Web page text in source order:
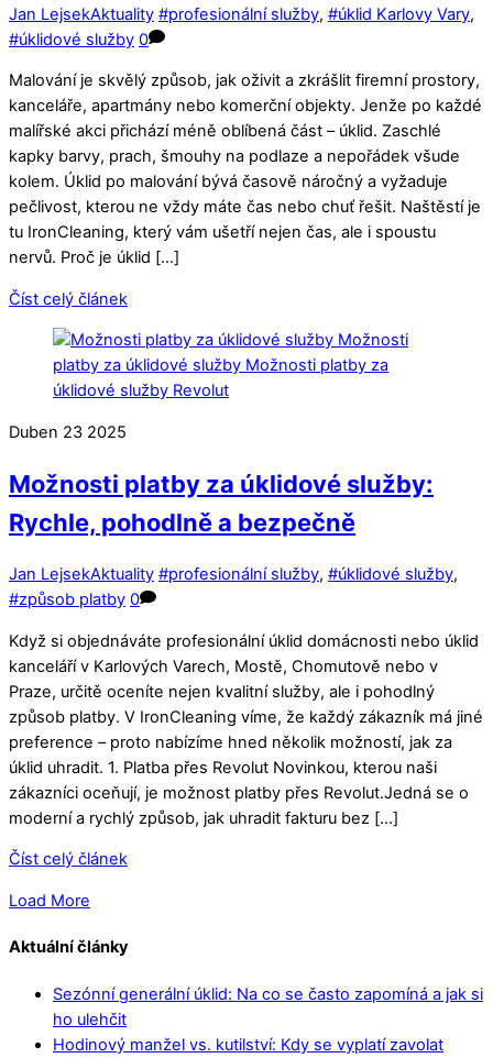
Jan LejsekAktuality #profesionální služby, #úklid Karlovy Vary,
#úklidové služby 0
Malování je skvělý způsob, jak oživit a zkrášlit firemní prostory,
kanceláře, apartmány nebo komerční objekty. Jenže po každé
malířské akci přichází méně oblíbená část – úklid. Zaschlé
kapky barvy, prach, šmouhy na podlaze a nepořádek všude
kolem. Úklid po malování bývá časově náročný a vyžaduje
pečlivost, kterou ne vždy máte čas nebo chuť řešit. Naštěstí je
tu IronCleaning, který vám ušetří nejen čas, ale i spoustu
nervů. Proč je úklid […]
Číst celý článek
Duben 23 2025
Možnosti platby za úklidové služby:
Rychle, pohodlně a bezpečně
Jan LejsekAktuality #profesionální služby, #úklidové služby,
#způsob platby 0
Když si objednáváte profesionální úklid domácnosti nebo úklid
kanceláří v Karlových Varech, Mostě, Chomutově nebo v
Praze, určitě oceníte nejen kvalitní služby, ale i pohodlný
způsob platby. V IronCleaning víme, že každý zákazník má jiné
preference – proto nabízíme hned několik možností, jak za
úklid uhradit. 1. Platba přes Revolut Novinkou, kterou naši
zákazníci oceňují, je možnost platby přes Revolut.Jedná se o
moderní a rychlý způsob, jak uhradit fakturu bez […]
Číst celý článek
Load More
Aktuální články
Sezónní generální úklid: Na co se často zapomíná a jak si
ho ulehčit
Hodinový manžel vs. kutilství: Kdy se vyplatí zavolat